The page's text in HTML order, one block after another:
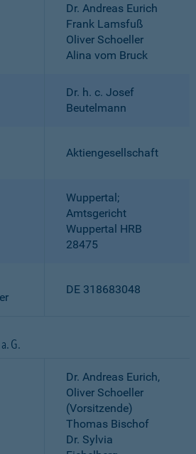
Dr. Andreas Eurich
Frank Lamsfuß
Oliver Schoeller
Alina vom Bruck
Dr. h. c. Josef
Beutelmann
Aktiengesellschaft
Wuppertal;
Amtsgericht
Wuppertal HRB
28475
DE 318683048
G.
Dr. Andreas Eurich,
Oliver Schoeller
(Vorsitzende)
Thomas Bischof
Dr. Sylvia